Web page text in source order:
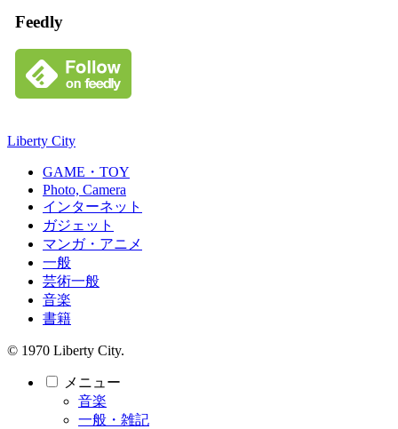
Feedly
Liberty City
GAME・TOY
Photo, Camera
インターネット
ガジェット
マンガ・アニメ
一般
芸術一般
音楽
書籍
© 1970 Liberty City.
メニュー
音楽
一般・雑記